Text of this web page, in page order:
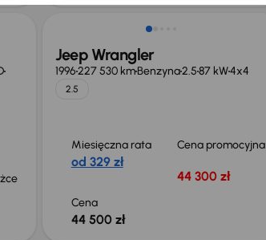
Jeep Wrangler
1996227 530 kmBenzyna2.587 kW4x4
2.5
Miesięczna rata
od 329 zł
Cena promocyjna
44 300 zł
Cena
44 500 zł